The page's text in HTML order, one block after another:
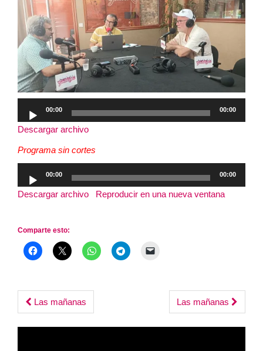
Reproductor
de
audio
00:00 00:00
Descargar archivo
Programa sin cortes
Reproductor
de
audio
00:00 00:00
Descargar archivo Reproducir en una nueva ventana
Comparte esto:
Post
navigation
Las mañanas Las mañanas